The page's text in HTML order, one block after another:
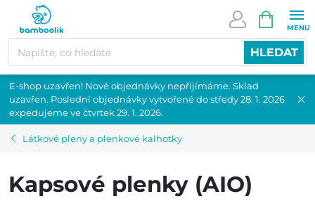
obsah
HLEDAT
KOŠÍK
E-shop uzavřen! Nové objednávky nepřijímáme. Sklad
uzavřen. Poslední objednávky vytvořené do středy 28. 1. 2026
expedujeme ve čtvrtek 29. 1. 2026.
Látkové pleny a plenkové kalhotky
Kapsové plenky (AIO)